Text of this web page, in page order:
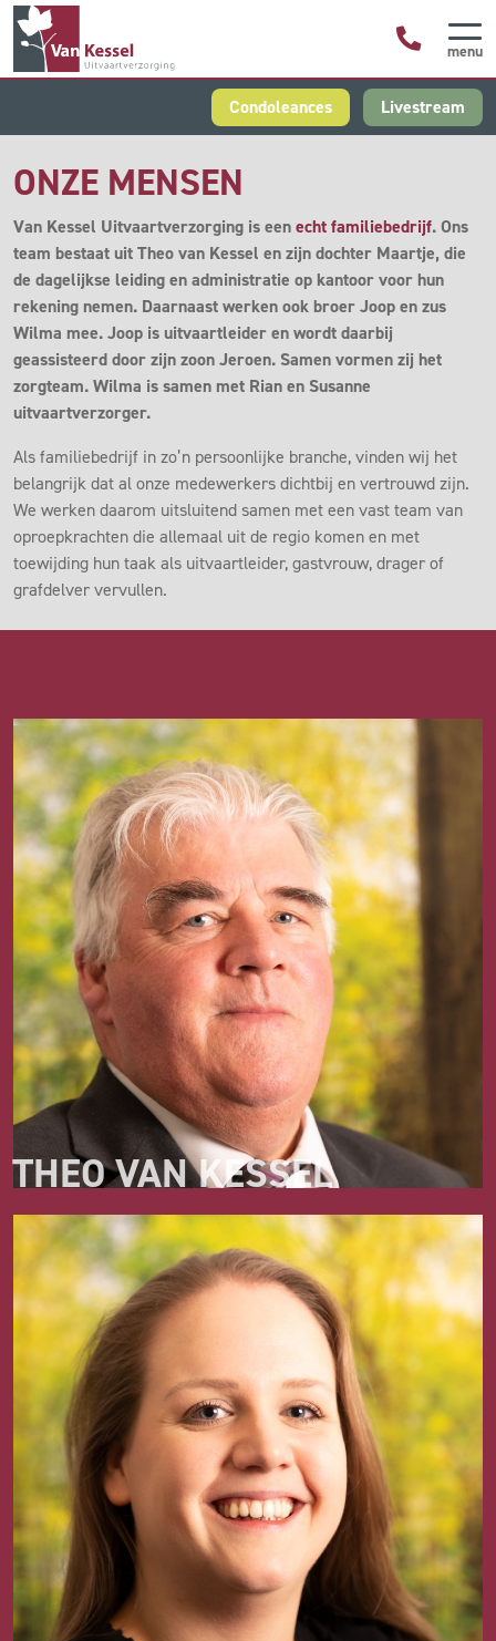
menu
Condoleances Livestream
ONZE MENSEN
Van Kessel Uitvaartverzorging is eenecht familiebedrijf. Ons
team bestaat uit Theo van Kessel en zijn dochter Maartje, die
de dagelijkse leiding en administratie op kantoor voor hun
rekening nemen. Daarnaast werken ook broer Joop en zus
Wilma mee. Joop is uitvaartleider en wordt daarbij
geassisteerd door zijn zoon Jeroen. Samen vormen zij het
zorgteam. Wilma is samen met Rian en Susanne
uitvaartverzorger.
Als familiebedrijf in zo’n persoonlijke branche, vinden wij het
belangrijk dat al onze medewerkers dichtbij en vertrouwd zijn.
We werken daarom uitsluitend samen met een vast team van
oproepkrachten die allemaal uit de regio komen en met
toewijding hun taak als uitvaartleider, gastvrouw, drager of
grafdelver vervullen.
THEO VAN KESSEL